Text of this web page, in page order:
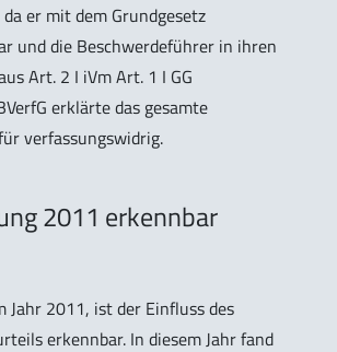
er mit dem Grundgesetz
und die Beschwerdeführer in ihren
Art. 2 I iVm Art. 1 I GG
erklärte das gesamte
verfassungswidrig.
2011 erkennbar
Jahr 2011, ist der Einfluss des
erkennbar. In diesem Jahr fand